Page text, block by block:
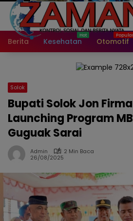
Berita Kesehatan Otomotif
Solok
Bupati Solok Jon
Launching Program
Guguak Sarai
Admin
2 Min Baca
26/08/2025